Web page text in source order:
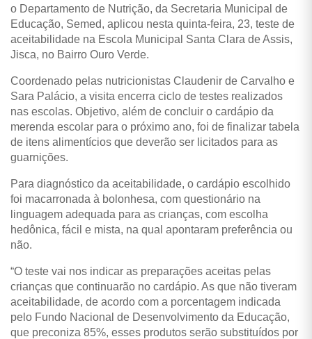
o Departamento de Nutrição, da Secretaria Municipal de
Educação, Semed, aplicou nesta quinta-feira, 23, teste de
aceitabilidade na Escola Municipal Santa Clara de Assis,
Jisca, no Bairro Ouro Verde.
Coordenado pelas nutricionistas Claudenir de Carvalho e
Sara Palácio, a visita encerra ciclo de testes realizados
nas escolas. Objetivo, além de concluir o cardápio da
merenda escolar para o próximo ano, foi de finalizar tabela
de itens alimentícios que deverão ser licitados para as
guarnições.
Para diagnóstico da aceitabilidade, o cardápio escolhido
foi macarronada à bolonhesa, com questionário na
linguagem adequada para as crianças, com escolha
hedônica, fácil e mista, na qual apontaram preferência ou
não.
“O teste vai nos indicar as preparações aceitas pelas
crianças que continuarão no cardápio. As que não tiveram
aceitabilidade, de acordo com a porcentagem indicada
pelo Fundo Nacional de Desenvolvimento da Educação,
que preconiza 85%, esses produtos serão substituídos por